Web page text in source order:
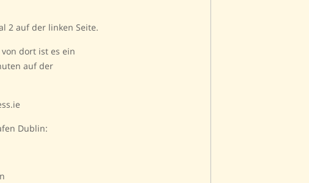
2 auf der linken Seite.
dort ist es ein
auf der
Dublin: